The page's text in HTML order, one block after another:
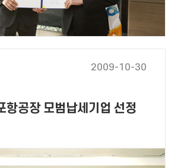
2009-10-30
항공장 모범납세기업 선정